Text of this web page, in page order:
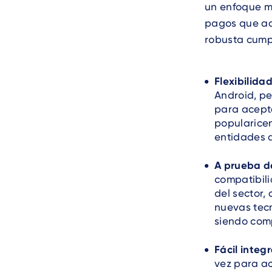
un enfoque
pagos que
robusta
Flexibilidad
Android,
para
entidades
A prueba
del sector,
nuevas
siendo
Fácil
vez para